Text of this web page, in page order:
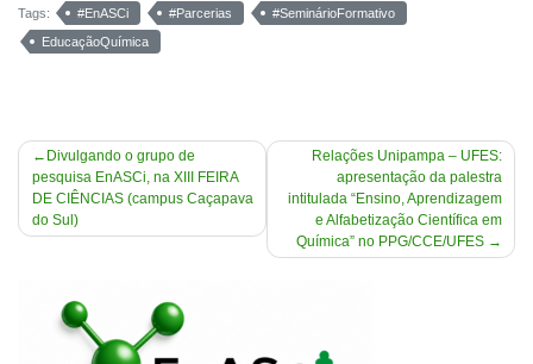
Tags: #EnASCi #Parcerias
#SeminárioFormativo
EducaçãoQuímica
Navegação
de
Post
Divulgando o grupo de
pesquisa EnASCi, na XIII FEIRA
DE CIÊNCIAS (campus Caçapava
do Sul)
Relações Unipampa – UFES:
apresentação da palestra
intitulada “Ensino, Aprendizagem
e Alfabetização Científica em
Química” no PPG/CCE/UFES